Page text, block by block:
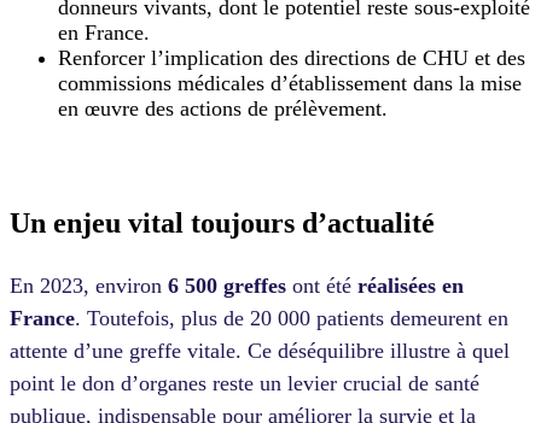
donneurs vivants, dont le potentiel reste sous-exploité
en France.
Renforcer l’implication des directions de CHU et des
commissions médicales d’établissement dans la mise
en œuvre des actions de prélèvement.
Un enjeu vital toujours d’actualité
En 2023, environ 6 500 greffes ont été réalisées en
France. Toutefois, plus de 20 000 patients demeurent en
attente d’une greffe vitale. Ce déséquilibre illustre à quel
point le don d’organes reste un levier crucial de santé
publique, indispensable pour améliorer la survie et la